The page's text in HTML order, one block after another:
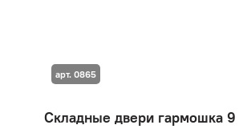
Складные двери гармошка 9
арт. 0865